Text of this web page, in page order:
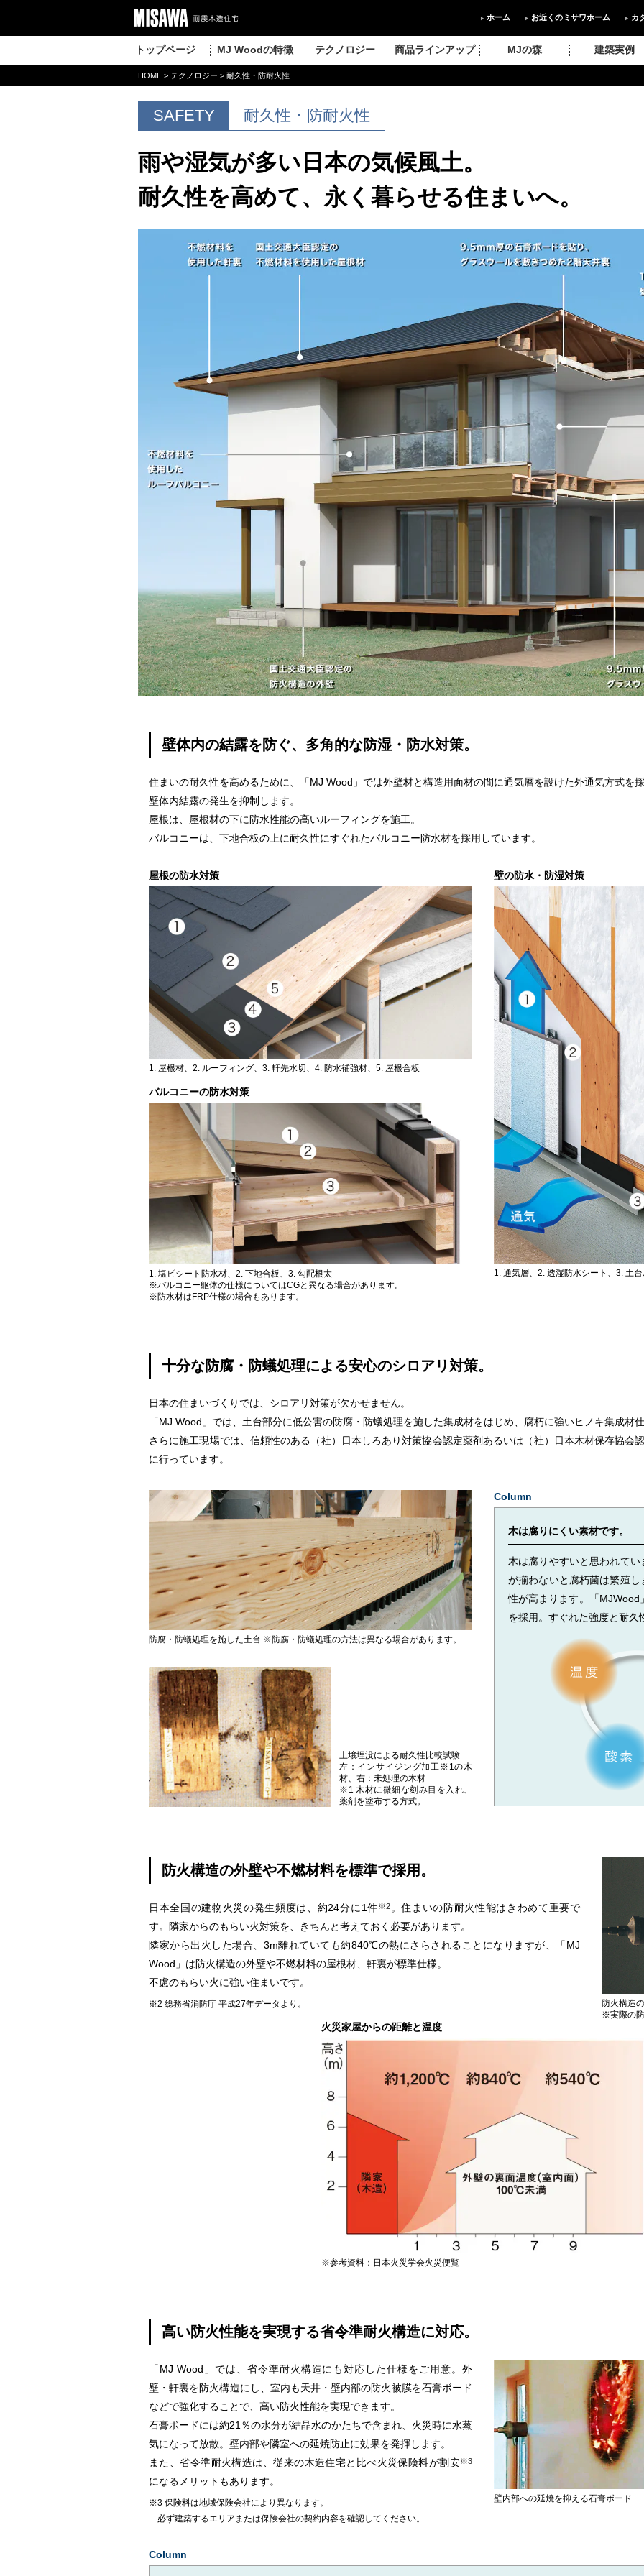
ホーム お近くのミサワホーム カ
トップページ MJ Woodの特徴 テクノロジー 商品ラインアップ MJの森 建築実例
HOME > テクノロジー > 耐久性・防耐火性
SAFETY 耐久性・防耐火性
雨や湿気が多い日本の気候風土。
耐久性を高めて、永く暮らせる住まいへ。
壁体内の結露を防ぐ、多角的な防湿・防水対策。
住まいの耐久性を高めるために、「MJ Wood」では外壁材と構造用面材の間に通気層を設けた外通気方式を
壁体内結露の発生を抑制します。
屋根は、屋根材の下に防水性能の高いルーフィングを施工。
バルコニーは、下地合板の上に耐久性にすぐれたバルコニー防水材を採用しています。
屋根の防水対策
1. 屋根材、2. ルーフィング、3. 軒先水切、4. 防水補強材、5. 屋根合板
バルコニーの防水対策
1. 塩ビシート防水材、2. 下地合板、3. 勾配根太
※バルコニー躯体の仕様についてはCGと異なる場合があります。
※防水材はFRP仕様の場合もあります。
壁の防水・防湿対策
1. 通気層、2. 透湿防水シート、3. 土
十分な防腐・防蟻処理による安心のシロアリ対策。
日本の住まいづくりでは、シロアリ対策が欠かせません。
「MJ Wood」では、土台部分に低公害の防腐・防蟻処理を施した集成材をはじめ、腐朽に強いヒノキ集成材
さらに施工現場では、信頼性のある（社）日本しろあり対策協会認定薬剤あるいは（社）日本木材保存協会
に行っています。
防腐・防蟻処理を施した土台 ※防腐・防蟻処理の方法は異なる場合があります。
土壌埋没による耐久性比較試験
左：インサイジング加工※1の木
材、右：未処理の木材
※1 木材に微細な刻み目を入れ、
薬剤を塗布する方式。
Column
木は腐りにくい素材です。
木は腐りやすいと思われて
が揃わないと腐朽菌は繁殖
性が高まります。「
を採用。すぐれた強度と耐久
防火構造の外壁や不燃材料を標準で採用。
日本全国の建物火災の発生頻度は、約24分に1件※2。住まいの防耐火性能はきわめて重要で
す。隣家からのもらい火対策を、きちんと考えておく必要があります。
隣家から出火した場合、3m離れていても約840℃の熱にさらされることになりますが、「MJ
Wood」は防火構造の外壁や不燃材料の屋根材、軒裏が標準仕様。
不慮のもらい火に強い住まいです。
※2 総務省消防庁 平成27年データより。
防火構造
※実際の
火災家屋からの距離と温度
※参考資料：日本火災学会火災便覧
高い防火性能を実現する省令準耐火構造に対応。
「MJ Wood」では、省令準耐火構造にも対応した仕様をご用意。外
壁・軒裏を防火構造にし、室内も天井・壁内部の防火被膜を石膏ボード
などで強化することで、高い防火性能を実現できます。
石膏ボードには約21％の水分が結晶水のかたちで含まれ、火災時に水蒸
気になって放散。壁内部や隣室への延焼防止に効果を発揮します。
また、省令準耐火構造は、従来の木造住宅と比べ火災保険料が割安※3
になるメリットもあります。
※3 保険料は地域保険会社により異なります。
必ず建築するエリアまたは保険会社の契約内容を確認してください。
壁内部への延焼を抑える石膏ボード
Column